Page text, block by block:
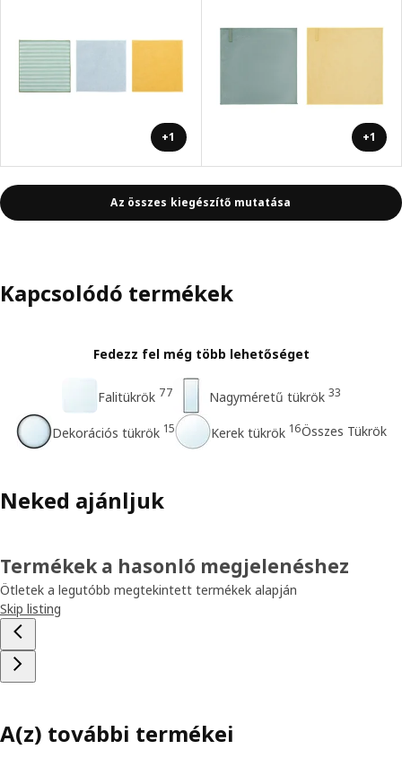
+1 +1
Az összes kiegészítő mutatása
Kapcsolódó termékek
Fedezz fel még több lehetőséget
Falitükrök 77 Nagyméretű tükrök 33
Dekorációs tükrök 15 Kerek tükrök 16Összes Tükrök
Neked ajánljuk
Termékek a hasonló megjelenéshez
Ötletek a legutóbb megtekintett termékek alapján
Skip listing
A(z) további termékei